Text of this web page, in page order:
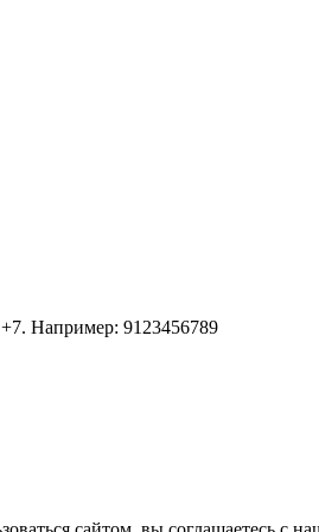
Например: 9123456789